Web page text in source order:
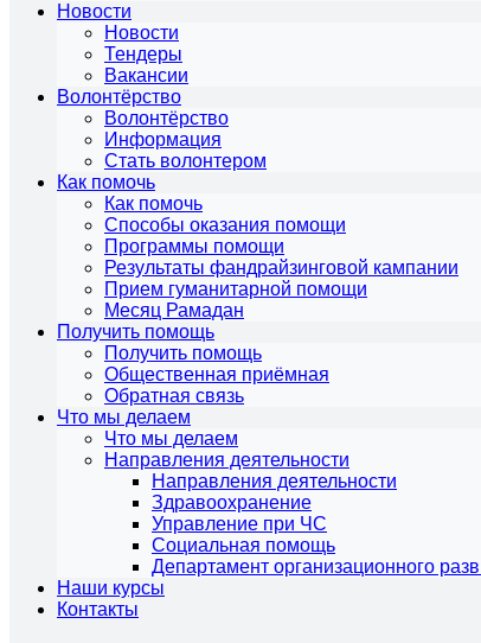
Новости
Новости
Тендеры
Вакансии
Волонтёрство
Волонтёрство
Информация
Стать волонтером
Как помочь
Как помочь
Способы оказания помощи
Программы помощи
Результаты фандрайзинговой кампании
Прием гуманитарной помощи
Месяц Рамадан
Получить помощь
Получить помощь
Общественная приёмная
Обратная связь
Что мы делаем
Что мы делаем
Направления деятельности
Направления деятельности
Здравоохранение
Управление при ЧС
Социальная помощь
Департамент организационного
Наши курсы
Контакты